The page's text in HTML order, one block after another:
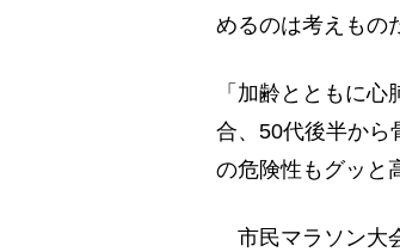
めるのは考えもの
「加齢とともに
合、50代後半から
の危険性もグッと
市民マラソン大